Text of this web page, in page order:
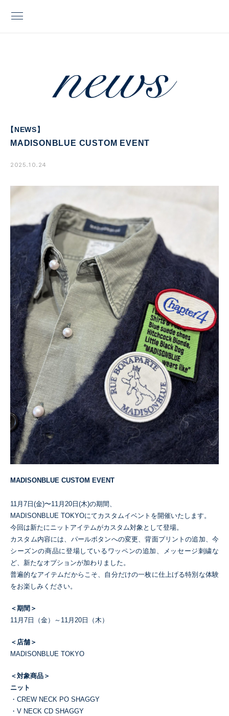
【NEWS】
MADISONBLUE CUSTOM EVENT
2025.10.24
MADISONBLUE CUSTOM EVENT
11月7日(金)〜11月20日(木)の期間、
MADISONBLUE TOKYOにてカスタムイベントを開催いたします。
今回は新たにニットアイテムがカスタム対象として登場。
カスタム内容には、パールボタンへの変更、背面プリントの追加、今
シーズンの商品に登場しているワッペンの追加、メッセージ刺繍な
ど、新たなオプションが加わりました。
普遍的なアイテムだからこそ、自分だけの一枚に仕上げる特別な体験
をお楽しみください。
＜期間＞
11月7日（金）～11月20日（木）
＜店舗＞
MADISONBLUE TOKYO
＜対象商品＞
ニット
・CREW NECK PO SHAGGY
・V NECK CD SHAGGY